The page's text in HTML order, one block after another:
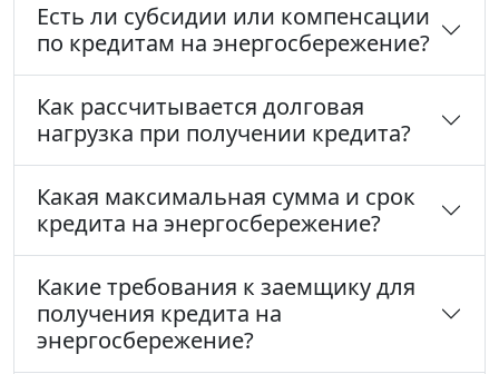
Есть ли субсидии или компенсации
по кредитам на энергосбережение?
Как рассчитывается долговая
нагрузка при получении кредита?
Какая максимальная сумма и срок
кредита на энергосбережение?
Какие требования к заемщику для
получения кредита на
энергосбережение?